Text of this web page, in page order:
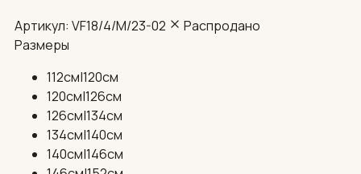
Артикул: VF18/4/М/23-02
Распродано
Размеры
112см|120см
120см|126см
126см|134см
134см|140см
140см|146см